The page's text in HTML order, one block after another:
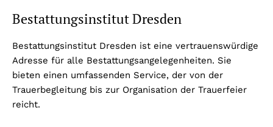
Bestattungsinstitut Dresden
Bestattungsinstitut Dresden ist eine vertrauenswürdige
Adresse für alle Bestattungsangelegenheiten. Sie
bieten einen umfassenden Service, der von der
Trauerbegleitung bis zur Organisation der Trauerfeier
reicht.